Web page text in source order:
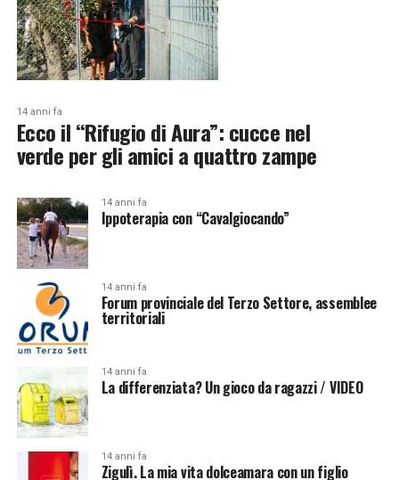
14 anni fa
Ecco il “Rifugio di Aura”: cucce nel
verde per gli amici a quattro zampe
14 anni fa
Ippoterapia con “Cavalgiocando”
14 anni fa
Forum provinciale del Terzo Settore, assemblee
territoriali
14 anni fa
La differenziata? Un gioco da ragazzi / VIDEO
14 anni fa
Zigulì. La mia vita dolceamara con un figlio